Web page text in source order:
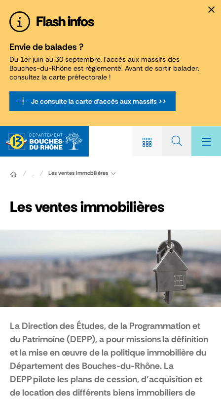
Flash infos
Envie de balades ?
Du 1er juin au 30 septembre, l'accès aux massifs des
Bouches-du-Rhône est réglementé. Avant de sortir balader,
consultez la carte préfectorale !
Je consulte la carte d'accès aux massifs >>
... Les ventes immobilières
Les ventes immobilières
La Direction des Études, de la Programmation et
du Patrimoine (DEPP), a pour missions la définition
et la mise en œuvre de la politique immobilière du
Département des Bouches-du-Rhône. La
DEPP pilote les plans de cession, d’acquisition et
de location des différents biens immobiliers de